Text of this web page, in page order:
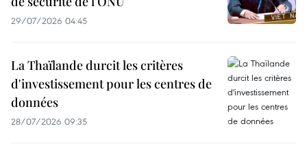
29/07/2026 04:45
La Thaïlande durcit les critères
d'investissement pour les centres de
données
28/07/2026 09:35